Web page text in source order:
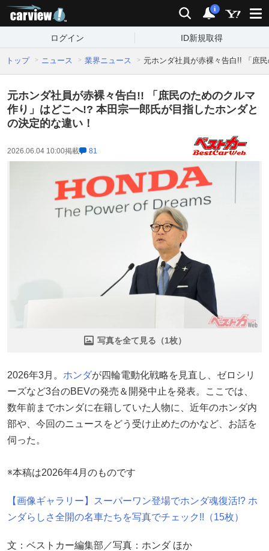
検索 通知
i
ログイン ID新規取得
トップ ニュース 業界ニュース 元ホンダ社員が赤裸々告白!! 「庶
元ホンダ社員が赤裸々告白!! 「庶民のためのクルマ
作り」はどこへ!? 本田宗一郎氏が目指したホンダと
の決定的な違い！
2026.06.04 10:00掲載 81
写真を全て見る（1枚）
2026年3月。 ホンダが四輪電動化戦略を見直し、ゼロシリ
ーズなど3台のBEVの発売＆開発中止を発表。ここでは、
数年前までホンダに在籍していた人物に、近年のホンダ内
部や、今回のニュースをどう受け止めたのかなど、お話を
伺った。
※本稿は2026年4月のものです
【画像ギャラリー】スーパーワン登場でホンダ魂復活!? ホ
ンダらしさ全開の名車たちを写真でチェック!!（15枚）
文：ベストカー編集部／写真：ホンダ ほか